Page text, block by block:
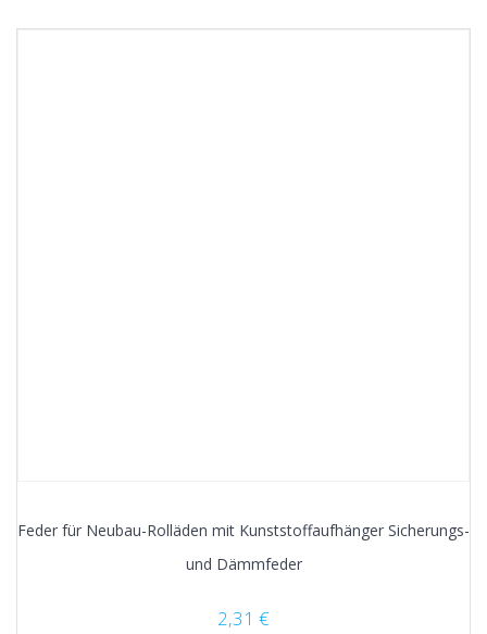
Feder für Neubau-Rolläden mit Kunststoffaufhänger Sicherungs-
und Dämmfeder
2,31 €